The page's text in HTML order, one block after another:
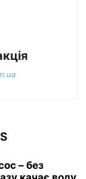
– без